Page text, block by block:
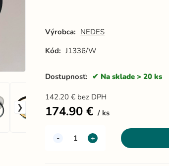
Výrobca: NEDES
Kód: J1336/W
Dostupnosť: Na sklade > 20 ks
142.20 € bez DPH
174.90 € ks